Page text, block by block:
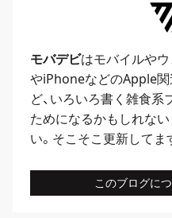
モバデビはモバイルや
やiPhoneなどのApple関
ど、いろいろ書く雑食系
ためになるかもしれな
い。そこそこ更新してま
このブログに